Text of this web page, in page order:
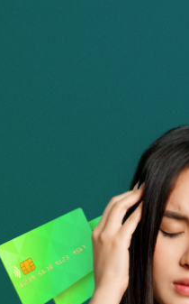
барлық
Агенттіктің
балалардың
Алматы қаласындағы
цифрлық гигиена,
қатысқыңыз келсе,
қосымшасы